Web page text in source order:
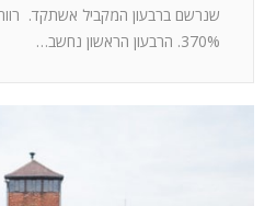
שנרשם ברבעון המקביל אשתקד.
370%. הרבעון הראשון נחשב…